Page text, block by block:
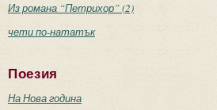
Из романа “Петрихор” (2)
чети по-нататък
Поезия
На Нова година